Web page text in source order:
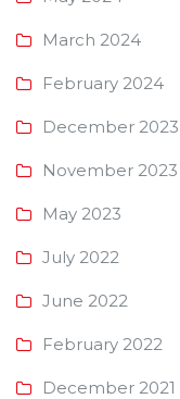
March 2024
February 2024
December 2023
November 2023
May 2023
July 2022
June 2022
February 2022
December 2021